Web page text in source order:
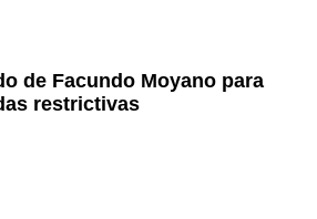
de Facundo Moyano para
restrictivas